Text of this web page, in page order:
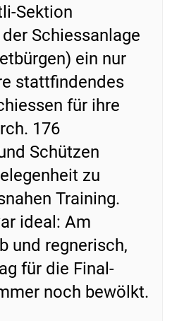
Sektion
Schiessanlage
ein nur
stattfindendes
für ihre
176
Schützen
zu
Training.
ideal: Am
und regnerisch,
für die Final-
noch bewölkt.